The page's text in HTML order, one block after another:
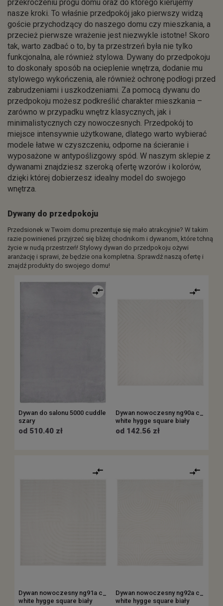
przekroczeniu progu domu oraz do którego kierujemy
nasze kroki. To właśnie przedpokój jako pierwszy widzą
goście przychodzący do naszego domu czy mieszkania, a
przecież pierwsze wrażenie jest niezwykle istotne! Skoro
tak, warto zadbać o to, by ta przestrzeń była nie tylko
funkcjonalna, ale również stylowa. Dywany do przedpokoju
to doskonały sposób na ocieplenie wnętrza, dodanie mu
stylowego wykończenia, ale również ochronę podłogi przed
zabrudzeniami i uszkodzeniami. Za pomocą dywanu do
przedpokoju możesz podkreślić charakter mieszkania –
zarówno w przypadku wnętrz klasycznych, jak i
minimalistycznych czy nowoczesnych. Przedpokój to
miejsce intensywnie użytkowane, dlatego warto wybierać
modele łatwe w czyszczeniu, odporne na ścieranie i
wyposażone w antypoślizgowy spód. W naszym sklepie z
dywanami znajdziesz szeroką ofertę wzorów i kolorów,
dzięki której dobierzesz idealny model do swojego
wnętrza.
Dywany do przedpokoju
Przedsionek w Twoim domu prezentuje się mało atrakcyjnie? W takim
razie powinieneś przyjrzeć się bliżej chodnikom i dywanom, które tchną
życie w nudą przestrzeń! Stylowy dywan do przedpokoju ożywi
aranżację i sprawi, że będzie ona kompletna. Sprawdź naszą ofertę i
znajdź produkty do swojego domu!
Dywan do salonu 5000 cuddle
szary
od 510.40 zł
Dywan nowoczesny ng90a c_
white hygge square biały
od 142.56 zł
Dywan nowoczesny ng91a c_
white hygge square biały
Dywan nowoczesny ng92a c_
white hygge square biały